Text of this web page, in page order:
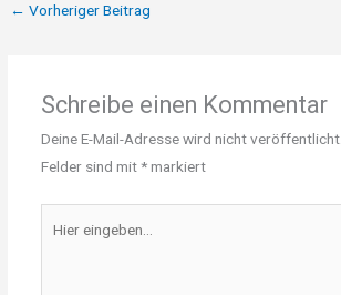
← Vorheriger Beitrag
Schreibe einen Kommentar
Deine E-Mail-Adresse wird nicht veröffentlicht.
Felder sind mit*markiert
eingeben…